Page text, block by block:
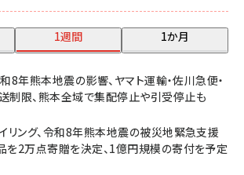
1週間 1か月
8年熊本地震の影響、ヤマト運輸・佐川急便・
制限、熊本全域で集配停止や引受停止も
リング、令和8年熊本地震の被災地緊急支援
を2万点寄贈を決定、1億円規模の寄付を予定